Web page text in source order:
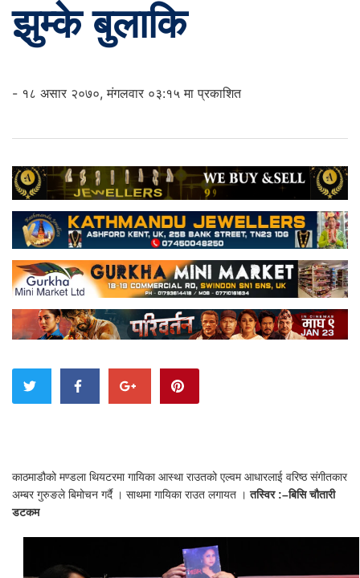
झुम्के बुलाकि
- १८ असार २०७०, मंगलवार ०३:१५ मा प्रकाशित
काठमाडौको मण्डला थियटरमा गायिका आस्था राउतको एल्वम आधारलाई वरिष्ठ संगीतकार
अम्बर गुरुङले बिमोचन गर्दै । साथमा गायिका राउत लगायत ।तस्विर :–बिसि चौतारी
डटकम